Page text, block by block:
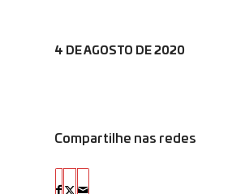
4 DE AGOSTO DE 2020
Compartilhe nas redes